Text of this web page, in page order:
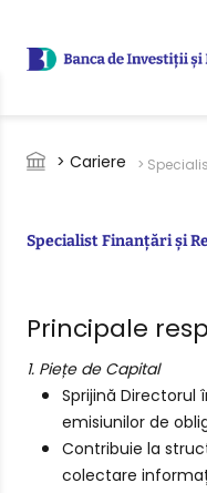
Breadcrumb
> Cariere >
Specialist Finanțări și
Principale
1. Piețe de Capital
Sprijină
emisiunilor de
Contribuie la
colectare